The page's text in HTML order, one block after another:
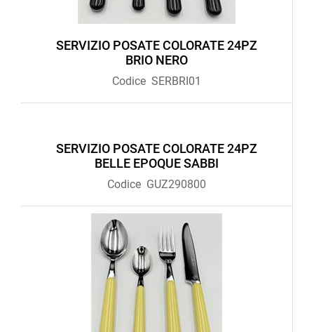
SERVIZIO POSATE COLORATE 24PZ
BRIO NERO
Codice SERBRI01
SERVIZIO POSATE COLORATE 24PZ
BELLE EPOQUE SABBI
Codice GUZ290800